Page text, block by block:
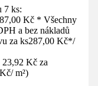
7 ks:
Kč * Všechny
a bez nákladů
za ks287,00 Kč*/
Kč za
/ m²)